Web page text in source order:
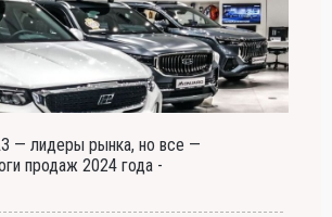
— лидеры рынка, но все —
продаж 2024 года -